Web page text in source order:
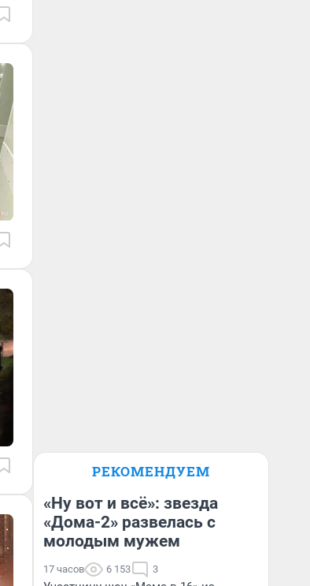
РЕКОМЕНДУЕМ
«Ну вот и всё»: звезда
«Дома-2» развелась с
молодым мужем
17 часов 6 153 3